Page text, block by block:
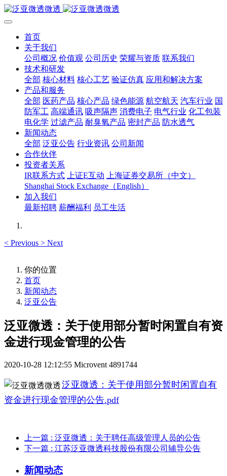
首页
关于我们
公司概况 价值观 公司历史 荣耀与资质 联系我们
技术和研发
全部 核心材料 核心工艺 验证仿真 应用和解决方案
产品和服务
全部 医药产品 核心产品 绿色能源 航空航天 汽车行业 国
防军工 高端通讯 吸声隔声 消费电子 电气行业 化工包装
电化学 过滤产品 耐臭氧产品 密封产品 防水透气
新闻动态
全部 泛亚公告 行业资讯 公司新闻
合作伙伴
投资者关系
IR联系方式
上证E互动
上海证券交易所（中文）
Shanghai Stock Exchange（English）
加入我们
最新招聘 薪酬福利 员工生活
< Previous > Next
你的位置
首页
新闻动态
泛亚公告
泛亚微透：关于使用部分暂时闲置自有资
金进行现金管理的公告
2020-10-28 12:12:55 Microvent 4891744
泛亚微透：关于使用部分暂时闲置自有
资金进行现金管理的公告.pdf
上一篇 : 泛亚微透：关于聘任高级管理人员的公告
下一篇 : 江苏泛亚微透科技股份有限公司辅导公告
新闻动态